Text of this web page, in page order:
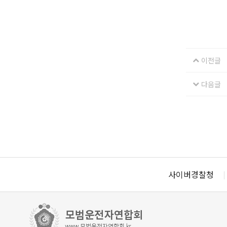
이전글
다음글
사이버경찰청